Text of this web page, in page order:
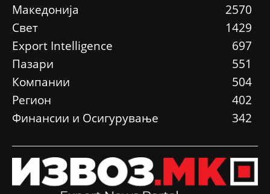
Македонија
2570
Свет
1429
Еxport Intelligence
697
Пазари
551
Компании
504
Регион
402
Финансии и Осигурување
342